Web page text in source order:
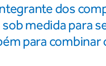
dos
medida para
para combinar